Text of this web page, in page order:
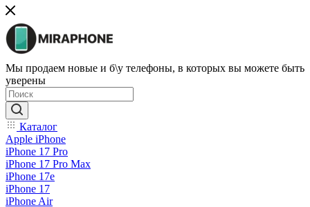
Мы продаем новые и б\у телефоны, в которых вы можете быть
уверены
Каталог
Apple iPhone
iPhone 17 Pro
iPhone 17 Pro Max
iPhone 17e
iPhone 17
iPhone Air